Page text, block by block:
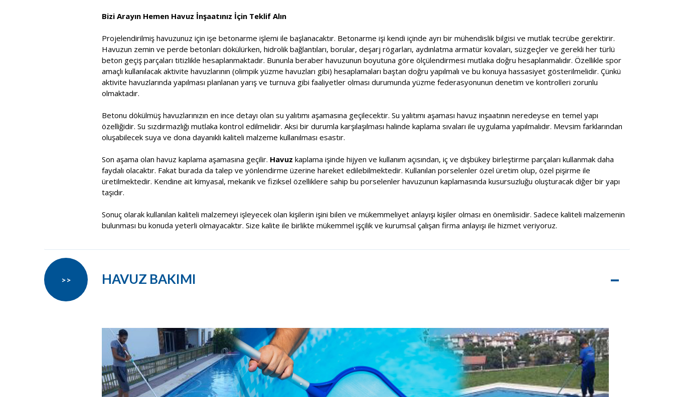
Bizi Arayın Hemen Havuz İnşaatınız İçin Teklif Alın
Projelendirilmiş havuzunuz için işe betonarme işlemi ile başlanacaktır. Betonarme işi kendi içinde ayrı bir mühendislik bilgisi ve mutlak tecrübe gerektirir.
Havuzun zemin ve perde betonları dökülürken, hidrolik bağlantıları, borular, deşarj rögarları, aydınlatma armatür kovaları, süzgeçler ve gerekli her türlü
beton geçiş parçaları titizlikle hesaplanmaktadır. Bununla beraber havuzunun boyutuna göre ölçülendirmesi mutlaka doğru hesaplanmalıdır. Özellikle spor
amaçlı kullanılacak aktivite havuzlarının (olimpik yüzme havuzları gibi) hesaplamaları baştan doğru yapılmalı ve bu konuya hassasiyet gösterilmelidir. Çünkü
aktivite havuzlarında yapılması planlanan yarış ve turnuva gibi faaliyetler olması durumunda yüzme federasyonunun denetim ve kontrolleri zorunlu
olmaktadır.
Betonu dökülmüş havuzlarınızın en ince detayı olan su yalıtımı aşamasına geçilecektir. Su yalıtımı aşaması havuz inşaatının neredeyse en temel yapı
özelliğidir. Su sızdırmazlığı mutlaka kontrol edilmelidir. Aksi bir durumla karşılaşılması halinde kaplama sıvaları ile uygulama yapılmalıdır. Mevsim farklarından
oluşabilecek suya ve dona dayanıklı kaliteli malzeme kullanılması esastır.
Son aşama olan havuz kaplama aşamasına geçilir. Havuz kaplama işinde hijyen ve kullanım açısından, iç ve dışbükey birleştirme parçaları kullanmak daha
faydalı olacaktır. Fakat burada da talep ve yönlendirme üzerine hareket edilebilmektedir. Kullanılan porselenler özel üretim olup, özel pişirme ile
üretilmektedir. Kendine ait kimyasal, mekanik ve fiziksel özelliklere sahip bu porselenler havuzunun kaplamasında kusursuzluğu oluşturacak diğer bir yapı
taşıdır.
Sonuç olarak kullanılan kaliteli malzemeyi işleyecek olan kişilerin işini bilen ve mükemmeliyet anlayışı kişiler olması en önemlisidir. Sadece kaliteli malzemenin
bulunması bu konuda yeterli olmayacaktır. Size kalite ile birlikte mükemmel işçilik ve kurumsal çalışan firma anlayışı ile hizmet veriyoruz.
HAVUZ BAKIMI –
>>